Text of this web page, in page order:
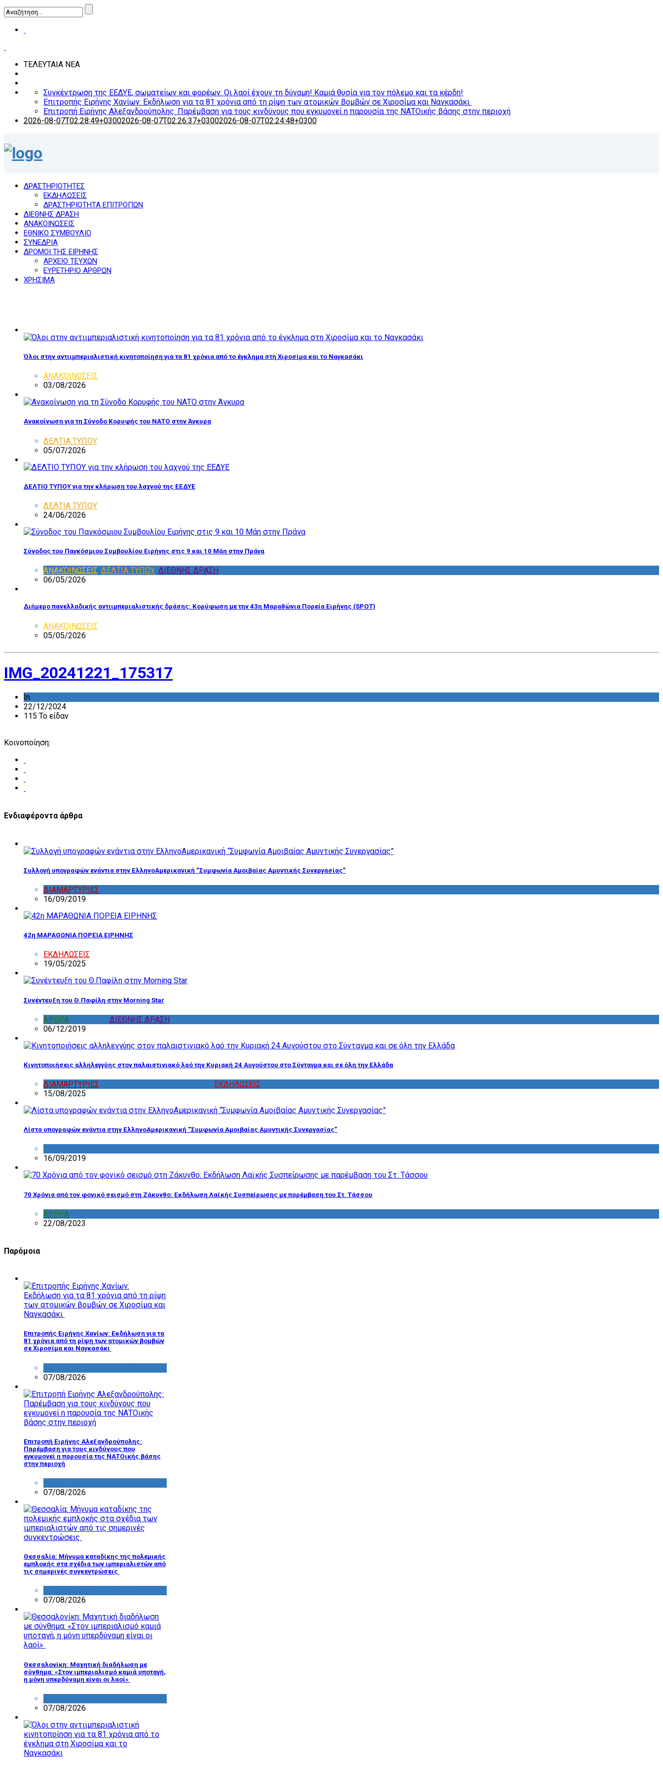
ΤΕΛΕΥΤΑΙΑ ΝΕΑ
Συγκέντρωση της ΕΕΔΥΕ, σωματείων και φορέων: Οι λαοί έχουν τη δύναμη! Καμιά θυσία για τον πόλεμο και τα κέρδη!
Επιτροπής Ειρήνης Χανίων: Εκδήλωση για τα 81 χρόνια από τη ρίψη των ατομικών βομβών σε Χιροσίμα και Ναγκασάκι
Επιτροπή Ειρήνης Αλεξανδρούπολης: Παρέμβαση για τους κινδύνους που εγκυμονεί η παρουσία της ΝΑΤΟικής βάσης στην περιοχή
2026-08-07T02:28:49+03002026-08-07T02:26:37+03002026-08-07T02:24:48+0300
ΔΡΑΣΤΗΡΙΟΤΗΤΕΣ
ΕΚΔΗΛΩΣΕΙΣ
ΔΡΑΣΤΗΡΙΟΤΗΤΑ ΕΠΙΤΡΟΠΩΝ
ΔΙΕΘΝΗΣ ΔΡΑΣΗ
ΑΝΑΚΟΙΝΩΣΕΙΣ
ΕΘΝΙΚΟ ΣΥΜΒΟΥΛΙΟ
ΣΥΝΕΔΡΙΑ
ΔΡΟΜΟΙ ΤΗΣ ΕΙΡΗΝΗΣ
ΑΡΧΕΙΟ ΤΕΥΧΩΝ
ΕΥΡΕΤΗΡΙΟ ΑΡΘΡΩΝ
ΧΡΗΣΙΜΑ
Όλοι στην αντιιμπεριαλιστική κινητοποίηση για τα 81 χρόνια από το έγκλημα στη Χιροσίμα και το Ναγκασάκι
ΑΝΑΚΟΙΝΩΣΕΙΣ
03/08/2026
Ανακοίνωση για τη Σύνοδο Κορυφής του ΝΑΤΟ στην Άγκυρα
ΔΕΛΤΙΑ ΤΥΠΟΥ
05/07/2026
ΔΕΛΤΙΟ ΤΥΠΟΥ για την κλήρωση του λαχνού της ΕΕΔΥΕ
ΔΕΛΤΙΑ ΤΥΠΟΥ
24/06/2026
Σύνοδος του Παγκόσμιου Συμβουλίου Ειρήνης στις 9 και 10 Μάη στην Πράγα
ΑΝΑΚΟΙΝΩΣΕΙΣ ΔΕΛΤΙΑ ΤΥΠΟΥ ΔΙΕΘΝΗΣ ΔΡΑΣΗ
06/05/2026
Διήμερο πανελλαδικής αντιιμπεριαλιστικής δράσης: Κορύφωση με την 43η Μαραθώνια Πορεία Ειρήνης (SPOT)
ΑΝΑΚΟΙΝΩΣΕΙΣ
05/05/2026
IMG_20241221_175317
In
22/12/2024
115 Το είδαν
Κοινοποίηση:
Ενδιαφέροντα άρθρα
Συλλογή υπογραφών ενάντια στην ΕλληνοΑμερικανική “Συμφωνία Αμοιβαίας Αμυντικής Συνεργασίας”
ΔΙΑΜΑΡΤΥΡΙΕΣ
16/09/2019
42η ΜΑΡΑΘΩΝΙΑ ΠΟΡΕΙΑ ΕΙΡΗΝΗΣ
ΕΚΔΗΛΩΣΕΙΣ
19/05/2025
Συνέντευξη του Θ.Παφίλη στην Morning Star
ΑΡΘΡΑ
ΔΙΕΘΝΗΣ ΔΡΑΣΗ
06/12/2019
Κινητοποιήσεις αλληλεγγύης στον παλαιστινιακό λαό την Κυριακή 24 Αυγούστου στο Σύνταγμα και σε όλη την Ελλάδα
ΔΙΑΜΑΡΤΥΡΙΕΣ
ΕΚΔΗΛΩΣΕΙΣ
15/08/2025
Λίστα υπογραφών ενάντια στην ΕλληνοΑμερικανική “Συμφωνία Αμοιβαίας Αμυντικής Συνεργασίας”
16/09/2019
70 Χρόνια από τον φονικό σεισμό στη Ζάκυνθο: Εκδήλωση Λαϊκής Συσπείρωσης με παρέμβαση του Στ. Τάσσου
ΑΡΘΡΑ
22/08/2023
Παρόμοια
Επιτροπής Ειρήνης Χανίων: Εκδήλωση για τα
81 χρόνια από τη ρίψη των ατομικών βομβών
σε Χιροσίμα και Ναγκασάκι
07/08/2026
Επιτροπή Ειρήνης Αλεξανδρούπολης:
Παρέμβαση για τους κινδύνους που
εγκυμονεί η παρουσία της ΝΑΤΟικής βάσης
στην περιοχή
07/08/2026
Θεσσαλία: Μήνυμα καταδίκης της πολεμικής
εμπλοκής στα σχέδια των ιμπεριαλιστών από
τις σημερινές συγκεντρώσεις
07/08/2026
Θεσσαλονίκη: Μαχητική διαδήλωση με
σύνθημα: «Στον ιμπεριαλισμό καμιά υποταγή,
η μόνη υπερδύναμη είναι οι λαοί»
07/08/2026